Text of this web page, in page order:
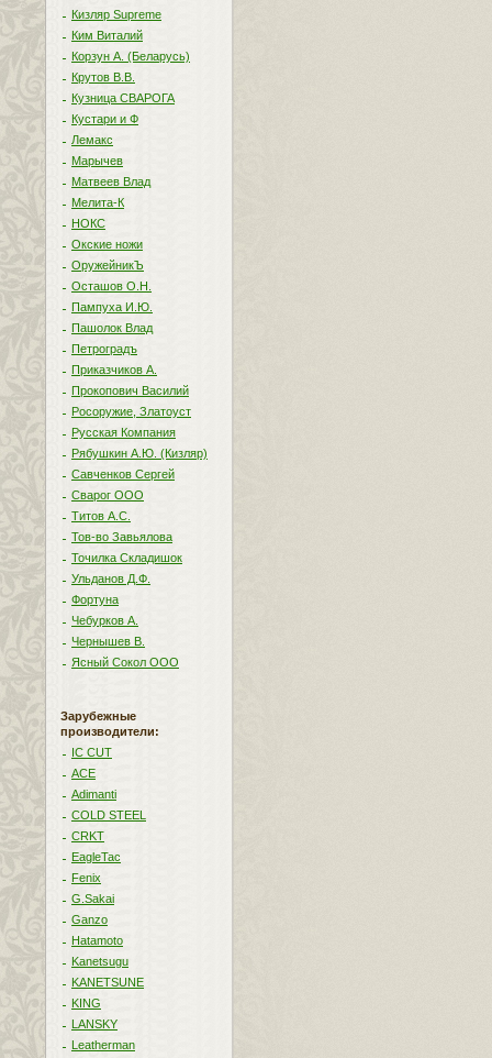
Кизляр Supreme
Ким Виталий
Корзун А. (Беларусь)
Крутов В.В.
Кузница СВАРОГА
Кустари и Ф
Лемакс
Марычев
Матвеев Влад
Мелита-К
НОКС
Окские ножи
ОружейникЪ
Осташов О.Н.
Пампуха И.Ю.
Пашолок Влад
Петроградъ
Приказчиков А.
Прокопович Василий
Росоружие, Златоуст
Русская Компания
Рябушкин А.Ю. (Кизляр)
Савченков Сергей
Сварог ООО
Титов А.С.
Тов-во Завьялова
Точилка Складишок
Ульданов Д.Ф.
Фортуна
Чебурков А.
Чернышев В.
Ясный Сокол ООО
Зарубежные
производители:
IC CUT
ACE
Adimanti
COLD STEEL
CRKT
EagleTac
Fenix
G.Sakai
Ganzo
Hatamoto
Kanetsugu
KANETSUNE
KING
LANSKY
Leatherman